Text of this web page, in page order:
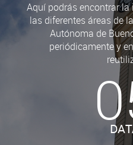
Aquí podrás encontrar
las diferentes áreas de
Autónoma de
periódicamente y